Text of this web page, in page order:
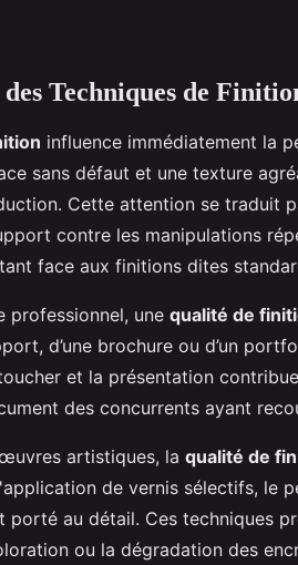
Techniques de
influence immédiatement la
sans défaut et une texture
Cette attention se traduit
contre les manipulations
face aux finitions dites
professionnel, une qualité de
d’une brochure ou d’un
toucher et la présentation
des concurrents ayant
artistiques, la qualité de
de vernis sélectifs, le
porté au détail. Ces techniques
ou la dégradation des